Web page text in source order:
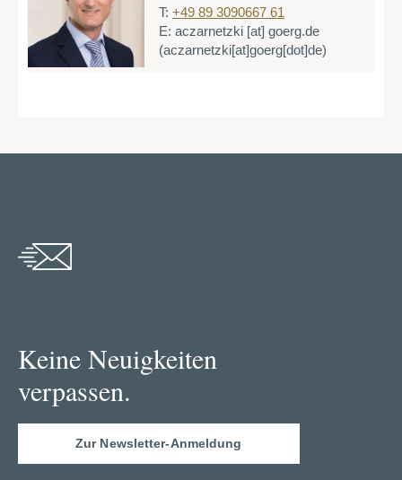
T: +49 89 3090667 61
E: aczarnetzki [at] goerg.de
(aczarnetzki[at]goerg[dot]de)
Keine Neuigkeiten
verpassen.
Zur Newsletter-Anmeldung